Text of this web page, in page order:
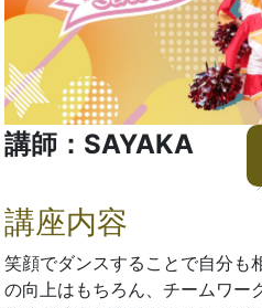
講師：SAYAKA
講座内容
笑顔でダンスすることで自分も
の向上はもちろん、チームワー